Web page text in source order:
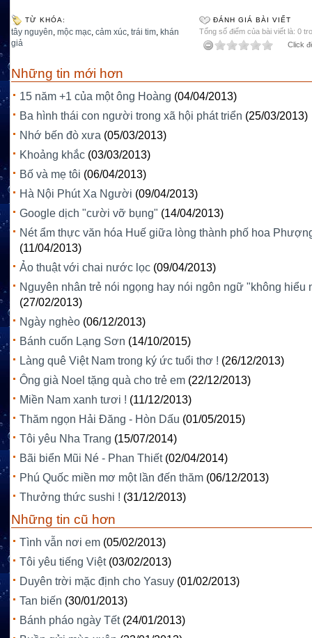
TỪ KHÓA:
tây nguyên, mộc mạc, cảm xúc, trái tim, khán
giả
ĐÁNH GIÁ BÀI VIẾT
Tổng số điểm của bài viết là: 0
Click
Những tin mới hơn
15 năm +1 của một ông Hoàng (04/04/2013)
Ba hình thái con người trong xã hội phát triển (25/03/2013)
Nhớ bến đò xưa (05/03/2013)
Khoảng khắc (03/03/2013)
Bố và mẹ tôi (06/04/2013)
Hà Nội Phút Xa Người (09/04/2013)
Google dịch "cười vỡ bụng" (14/04/2013)
Nét ẩm thực văn hóa Huế giữa lòng thành phố hoa
(11/04/2013)
Ảo thuật với chai nước lọc (09/04/2013)
Nguyên nhân trẻ nói ngọng hay nói ngôn ngữ "không hiểu
(27/02/2013)
Ngày nghèo (06/12/2013)
Bánh cuốn Lạng Sơn (14/10/2015)
Làng quê Việt Nam trong ký ức tuổi thơ ! (26/12/2013)
Ông già Noel tặng quà cho trẻ em (22/12/2013)
Miền Nam xanh tươi ! (11/12/2013)
Thăm ngọn Hải Đăng - Hòn Dấu (01/05/2015)
Tôi yêu Nha Trang (15/07/2014)
Bãi biển Mũi Né - Phan Thiết (02/04/2014)
Phú Quốc miền mơ một lần đến thăm (06/12/2013)
Thưởng thức sushi ! (31/12/2013)
Những tin cũ hơn
Tình vẫn nơi em (05/02/2013)
Tôi yêu tiếng Việt (03/02/2013)
Duyên trời mặc định cho Yasuy (01/02/2013)
Tan biến (30/01/2013)
Bánh pháo ngày Tết (24/01/2013)